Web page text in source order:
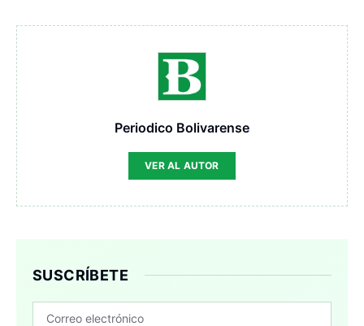
Periodico Bolivarense
VER AL AUTOR
SUSCRÍBETE